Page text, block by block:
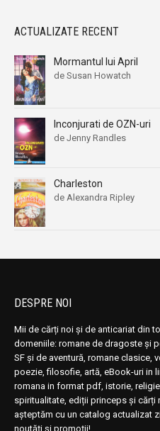
ACTUALIZATE RECENT
Mormantul lui April
de Susan Howatch
Inconjurati de OZN-uri
de Jenny Randles
Charleston
de Alexandra Ripley
DESPRE NOI
Mii de cărți noi și de anticariat din
domeniile: romane de dragoste și
SF și de aventură, romane clasice,
poezie, filosofie, artă, eBook-uri in
romana in format pdf, istorie,
spiritualitate, ediții princeps și cărți
așteptăm cu un catalog actualizat
noutăți și promoții!